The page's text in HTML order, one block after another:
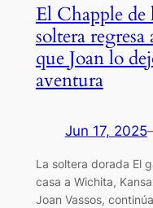
El Chapple de
soltera regresa
que Joan lo
aventura
Jun 17, 2025
La soltera dorada El
casa a Wichita,
Joan Vassos,